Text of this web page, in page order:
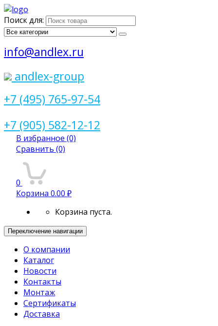
Поиск для:
info@andlex.ru
andlex-group
+7 (495) 765-97-54
+7 (905) 582-12-12
В избранное (0)
Сравнить (0)
0
Корзина 0.00 ₽
Корзина пуста.
Переключение навигации
О компании
Каталог
Новости
Контакты
Монтаж
Сертификаты
Доставка